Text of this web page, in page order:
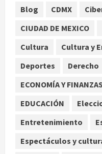
Blog CDMX
CIUDAD DE MEXICO
Cultura
Cultura y
Deportes
Derecho
ECONOMÍA Y
EDUCACIÓN
Entretenimiento
Espectáculos y